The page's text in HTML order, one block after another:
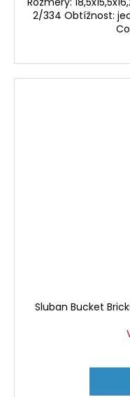
2/334 Obtížnost:
Sluban Bucket